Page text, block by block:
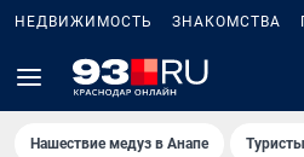
НЕДВИЖИМОСТЬ ЗНАКОМСТВА
Нашествие медуз в Анапе